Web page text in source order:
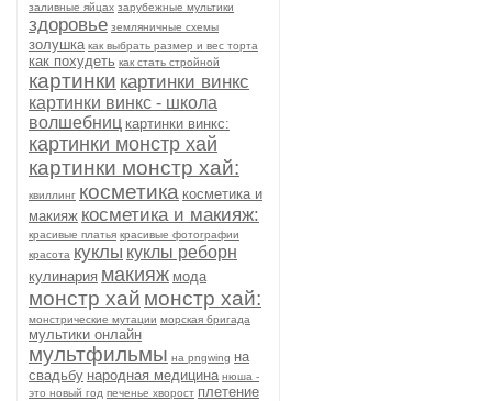
заливные яйцах зарубежные мультики
здоровье земляничные схемы
золушка как выбрать размер и вес торта
как похудеть как стать стройной
картинки картинки винкс
картинки винкс - школа
волшебниц картинки винкс:
картинки монстр хай
картинки монстр хай:
квиллинг косметика косметика и
макияж косметика и макияж:
красивые платья красивые фотографии
красота куклы куклы реборн
кулинария макияж мода
монстр хай монстр хай:
монстрические мутации морская бригада
мультики онлайн
мультфильмы на pngwing на
свадьбу народная медицина нюша -
это новый год печенье хворост плетение